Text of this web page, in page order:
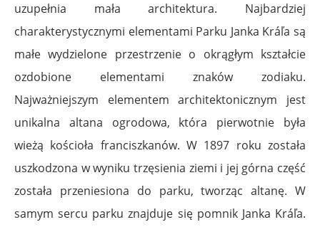
uzupełnia mała architektura. Najbardziej
charakterystycznymi elementami Parku Janka Kráľa są
małe wydzielone przestrzenie o okrągłym kształcie
ozdobione elementami znaków zodiaku.
Najważniejszym elementem architektonicznym jest
unikalna altana ogrodowa, która pierwotnie była
wieżą kościoła franciszkanów. W 1897 roku została
uszkodzona w wyniku trzęsienia ziemi i jej górna część
została przeniesiona do parku, tworząc altanę. W
samym sercu parku znajduje się pomnik Janka Kráľa.